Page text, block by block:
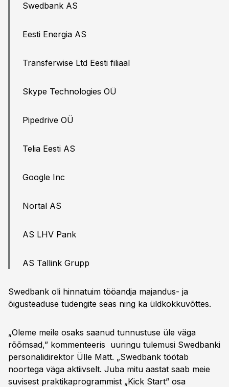
Swedbank AS
Eesti Energia AS
Transferwise Ltd Eesti filiaal
Skype Technologies OÜ
Pipedrive OÜ
Telia Eesti AS
Google Inc
Nortal AS
AS LHV Pank
AS Tallink Grupp
Swedbank oli hinnatuim tööandja majandus- ja
õigusteaduse tudengite seas ning ka üldkokkuvõttes.
„Oleme meile osaks saanud tunnustuse üle väga
rõõmsad,” kommenteeris uuringu tulemusi Swedbanki
personalidirektor Ülle Matt. „Swedbank töötab
noortega väga aktiivselt. Juba mitu aastat saab meie
suvisest praktikaprogrammist „Kick Start” osa